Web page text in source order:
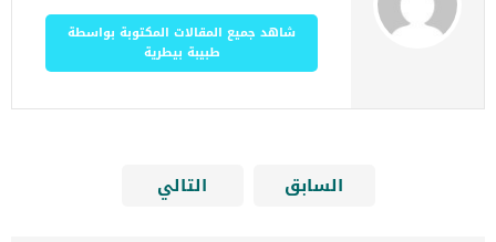
شاهد جميع المقالات المكتوبة بواسطة
طبيبة بيطرية
السابق التالي